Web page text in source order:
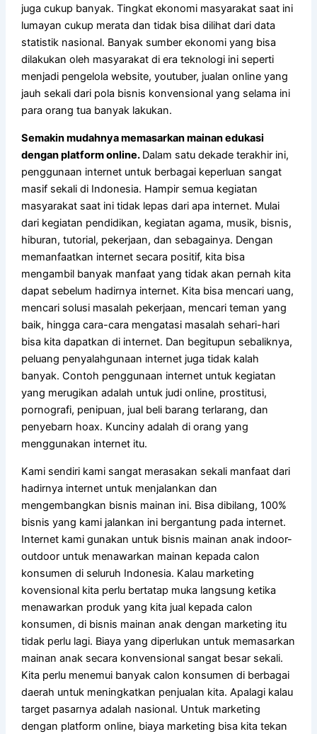
juga cukup banyak. Tingkat ekonomi masyarakat saat ini
lumayan cukup merata dan tidak bisa dilihat dari data
statistik nasional. Banyak sumber ekonomi yang bisa
dilakukan oleh masyarakat di era teknologi ini seperti
menjadi pengelola website, youtuber, jualan online yang
jauh sekali dari pola bisnis konvensional yang selama ini
para orang tua banyak lakukan.
Semakin mudahnya memasarkan mainan edukasi
dengan platform online. Dalam satu dekade terakhir ini,
penggunaan internet untuk berbagai keperluan sangat
masif sekali di Indonesia. Hampir semua kegiatan
masyarakat saat ini tidak lepas dari apa internet. Mulai
dari kegiatan pendidikan, kegiatan agama, musik, bisnis,
hiburan, tutorial, pekerjaan, dan sebagainya. Dengan
memanfaatkan internet secara positif, kita bisa
mengambil banyak manfaat yang tidak akan pernah kita
dapat sebelum hadirnya internet. Kita bisa mencari uang,
mencari solusi masalah pekerjaan, mencari teman yang
baik, hingga cara-cara mengatasi masalah sehari-hari
bisa kita dapatkan di internet. Dan begitupun sebaliknya,
peluang penyalahgunaan internet juga tidak kalah
banyak. Contoh penggunaan internet untuk kegiatan
yang merugikan adalah untuk judi online, prostitusi,
pornografi, penipuan, jual beli barang terlarang, dan
penyebarn hoax. Kunciny adalah di orang yang
menggunakan internet itu.
Kami sendiri kami sangat merasakan sekali manfaat dari
hadirnya internet untuk menjalankan dan
mengembangkan bisnis mainan ini. Bisa dibilang, 100%
bisnis yang kami jalankan ini bergantung pada internet.
Internet kami gunakan untuk bisnis mainan anak indoor-
outdoor untuk menawarkan mainan kepada calon
konsumen di seluruh Indonesia. Kalau marketing
kovensional kita perlu bertatap muka langsung ketika
menawarkan produk yang kita jual kepada calon
konsumen, di bisnis mainan anak dengan marketing itu
tidak perlu lagi. Biaya yang diperlukan untuk memasarkan
mainan anak secara konvensional sangat besar sekali.
Kita perlu menemui banyak calon konsumen di berbagai
daerah untuk meningkatkan penjualan kita. Apalagi kalau
target pasarnya adalah nasional. Untuk marketing
dengan platform online, biaya marketing bisa kita tekan